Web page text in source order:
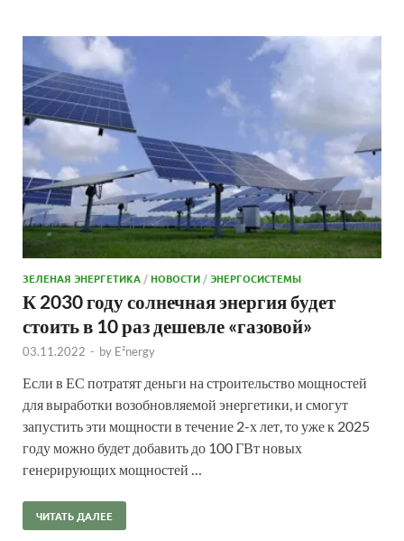
ЗЕЛЕНАЯ ЭНЕРГЕТИКА /НОВОСТИ /ЭНЕРГОСИСТЕМЫ
К 2030 году солнечная энергия будет
стоить в 10 раз дешевле «газовой»
03.11.2022 - by E²nergy
Если в ЕС потратят деньги на строительство мощностей
для выработки возобновляемой энергетики, и смогут
запустить эти мощности в течение 2-х лет, то уже к 2025
году можно будет добавить до 100 ГВт новых
генерирующих мощностей …
ЧИТАТЬ ДАЛЕЕ